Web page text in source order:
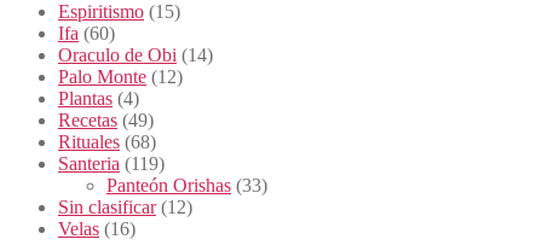
Espiritismo (15)
Ifa (60)
Oraculo de Obi (14)
Palo Monte (12)
Plantas (4)
Recetas (49)
Rituales (68)
Santeria (119)
Panteón Orishas (33)
Sin clasificar(12)
Velas (16)